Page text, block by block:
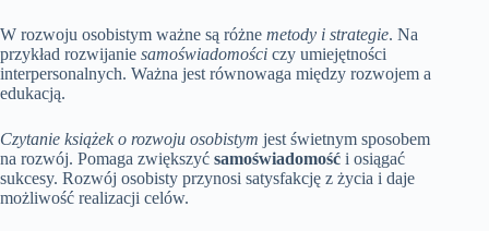
W rozwoju osobistym ważne są różne metody i strategie. Na
przykład rozwijanie samoświadomości czy umiejętności
interpersonalnych. Ważna jest równowaga między rozwojem a
edukacją.
Czytanie książek o rozwoju osobistym jest świetnym sposobem
na rozwój. Pomaga zwiększyć samoświadomość i osiągać
sukcesy. Rozwój osobisty przynosi satysfakcję z życia i daje
możliwość realizacji celów.